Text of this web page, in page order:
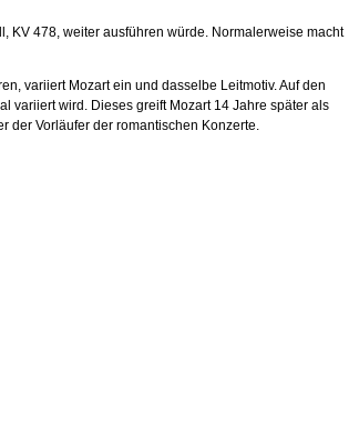
KV 478, weiter ausführen würde. Normalerweise macht
variiert Mozart ein und dasselbe Leitmotiv. Auf den
variiert wird. Dieses greift Mozart 14 Jahre später als
der Vorläufer der romantischen Konzerte.